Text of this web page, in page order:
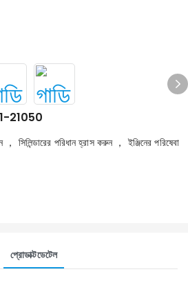
21050
， সিলিন্ডারের পরিধান হ্রাস করুন ， ইঞ্জিনের পরিষেবা
প্রোডাক্টডেটেল